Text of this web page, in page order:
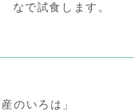
なで試食します。
のいろは」